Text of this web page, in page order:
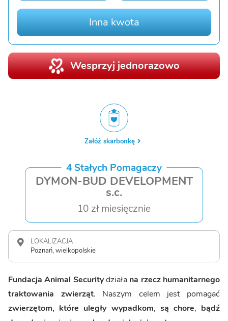
Inna kwota
Wesprzyj jednorazowo
Załóż skarbonkę
4 Stałych Pomagaczy
DYMON-BUD DEVELOPMENT
s.c.
10 zł miesięcznie
LOKALIZACJA
Poznań, wielkopolskie
Fundacja Animal Securitydziała na rzecz humanitarnego
traktowania zwierząt. Naszym celem jest pomagać
zwierzętom, które uległy wypadkom, są chore, bądź